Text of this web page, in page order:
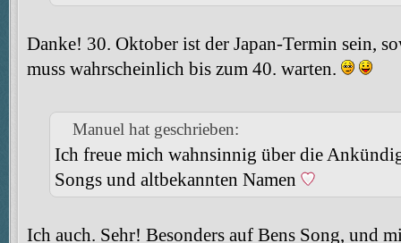
Danke! 30. Oktober ist der Japan-Termin sein,
muss wahrscheinlich bis zum 40. warten.
Manuel hat geschrieben:
Ich freue mich wahnsinnig über die
Songs und altbekannten Namen
Ich auch. Sehr! Besonders auf Bens Song, und